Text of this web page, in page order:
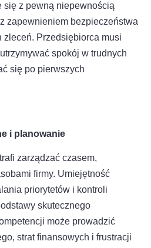
się z pewną niepewnością
zapewnieniem bezpieczeństwa
zleceń. Przedsiębiorca musi
spokój w trudnych
się po pierwszych
i planowanie
zarządzać czasem,
firmy. Umiejętność
priorytetów i kontroli
skutecznego
może prowadzić
strat finansowych i frustracji